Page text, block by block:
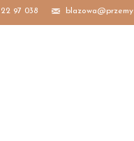
22 97 038